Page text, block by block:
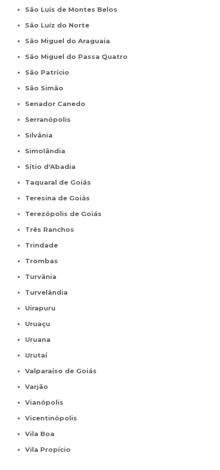
São Luís de Montes Belos
São Luíz do Norte
São Miguel do Araguaia
São Miguel do Passa Quatro
São Patrício
São Simão
Senador Canedo
Serranópolis
Silvânia
Simolândia
Sítio d'Abadia
Taquaral de Goiás
Teresina de Goiás
Terezópolis de Goiás
Três Ranchos
Trindade
Trombas
Turvânia
Turvelândia
Uirapuru
Uruaçu
Uruana
Urutaí
Valparaíso de Goiás
Varjão
Vianópolis
Vicentinópolis
Vila Boa
Vila Propício